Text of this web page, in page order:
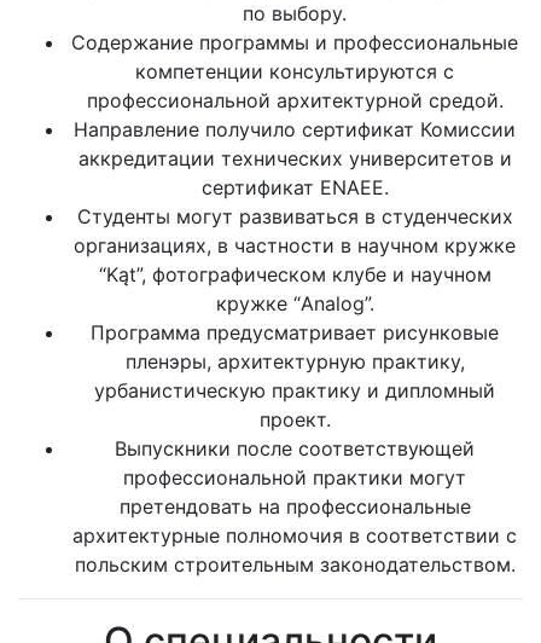
по выбору.
Содержание программы и профессиональные
компетенции консультируются с
профессиональной архитектурной средой.
Направление получило сертификат Комиссии
аккредитации технических университетов и
сертификат ENAEE.
Студенты могут развиваться в студенческих
организациях, в частности в научном кружке
“Kąt”, фотографическом клубе и научном
кружке “Analog”.
Программа предусматривает рисунковые
пленэры, архитектурную практику,
урбанистическую практику и дипломный
проект.
Выпускники после соответствующей
профессиональной практики могут
претендовать на профессиональные
архитектурные полномочия в соответствии с
польским строительным законодательством.